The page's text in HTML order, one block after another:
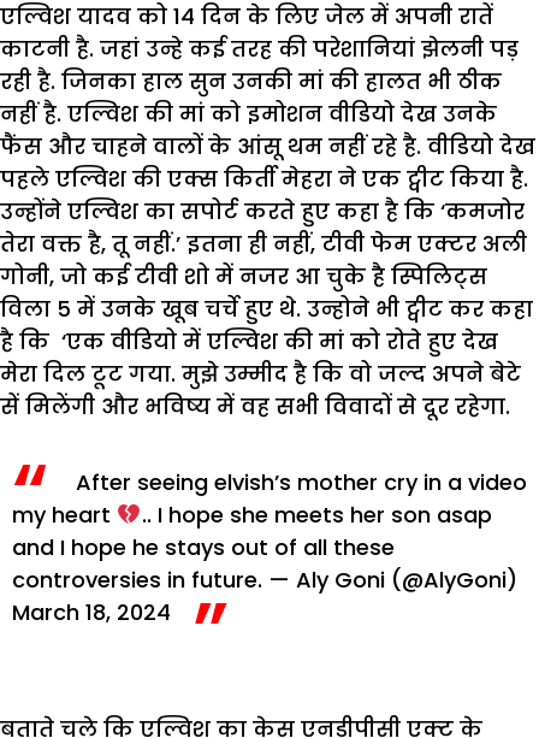
एल्विश यादव को 14 दिन के लिए जेल में अपनी रातें
काटनी है. जहां उन्हे कई तरह की परेशानियां झेलनी पड़
रही है. जिनका हाल सुन उनकी मां की हालत भी ठीक
नहीं है. एल्विश की मां को इमोशन वीडियो देख उनके
फैंस और चाहने वालों के आंसू थम नहीं रहे है. वीडियो देख
पहले एल्विश की एक्स किर्ती मेहरा ने एक ट्वीट किया है.
उन्होंने एल्विश का सपोर्ट करते हुए कहा है कि ‘कमजोर
तेरा वक्त है, तू नहीं.’ इतना ही नहीं, टीवी फेम एक्टर अली
गोनी, जो कई टीवी शो में नजर आ चुके है स्पिलिट्स
विला 5 में उनके खूब चर्चे हुए थे. उन्होने भी ट्वीट कर कहा
है कि ‘एक वीडियो में एल्विश की मां को रोते हुए देख
मेरा दिल टूट गया. मुझे उम्मीद है कि वो जल्द अपने बेटे
सें मिलेंगी और भविष्य में वह सभी विवादों से दूर रहेगा.
After seeing elvish’s mother cry in a video
my heart
.. I hope she meets her son asap
and I hope he stays out of all these
controversies in future. — Aly Goni (@AlyGoni)
March 18, 2024
बताते चले कि एल्विश का केस एनडीपीसी एक्ट के